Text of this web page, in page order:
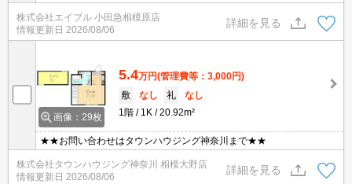
システムキッチン。ロフト付き。学生さんにオススメ。クローゼッ
ト付。
株式会社エイブル 小田急相模原店
情報更新日 2026/08/06
詳細を見る
画像：29枚
5.4万円(管理費等：3,000円)
敷
なし 礼
なし
1階
1K 20.92m²
★★お問い合わせはタウンハウジング神奈川まで★★
株式会社タウンハウジング神奈川 相模大野店
情報更新日 2026/08/06
詳細を見る